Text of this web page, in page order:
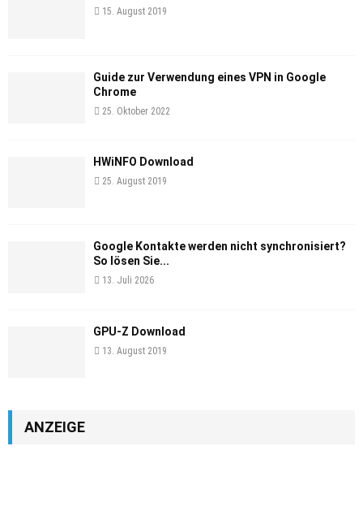
15. August 2019
Guide zur Verwendung eines VPN in Google
Chrome
25. Oktober 2022
HWiNFO Download
25. August 2019
Google Kontakte werden nicht synchronisiert?
So lösen Sie...
13. Juli 2026
GPU-Z Download
13. August 2019
ANZEIGE